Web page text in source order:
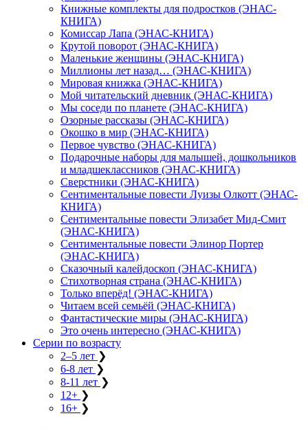
Книжные комплекты для подростков (ЭНАС-
КНИГА)
Комиссар Лапа (ЭНАС-КНИГА)
Крутой поворот (ЭНАС-КНИГА)
Маленькие женщины (ЭНАС-КНИГА)
Миллионы лет назад… (ЭНАС-КНИГА)
Мировая книжка (ЭНАС-КНИГА)
Мой читательский дневник (ЭНАС-КНИГА)
Мы соседи по планете (ЭНАС-КНИГА)
Озорные рассказы (ЭНАС-КНИГА)
Окошко в мир (ЭНАС-КНИГА)
Первое чувство (ЭНАС-КНИГА)
Подарочные наборы для малышей, дошкольников
и младшеклассников (ЭНАС-КНИГА)
Сверстники (ЭНАС-КНИГА)
Сентиментальные повести Луизы Олкотт (ЭНАС-
КНИГА)
Сентиментальные повести Элизабет Мид-Смит
(ЭНАС-КНИГА)
Сентиментальные повести Элинор Портер
(ЭНАС-КНИГА)
Сказочный калейдоскоп (ЭНАС-КНИГА)
Стихотворная страна (ЭНАС-КНИГА)
Только вперёд! (ЭНАС-КНИГА)
Читаем всей семьёй (ЭНАС-КНИГА)
Фантастические миры (ЭНАС-КНИГА)
Это очень интересно (ЭНАС-КНИГА)
Серии по возрасту
2–5 лет ❯
6-8 лет ❯
8-11 лет ❯
12+ ❯
16+ ❯